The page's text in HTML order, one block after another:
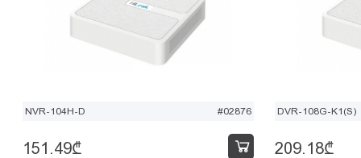
NVR-104H-D #02876
151.49₾
DVR-108G-K1(S)
209.18₾